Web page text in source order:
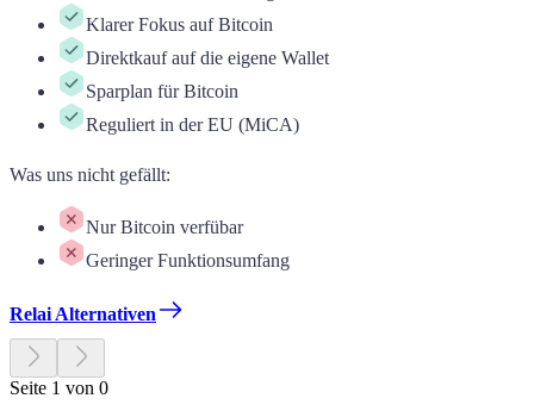
Klarer Fokus auf Bitcoin
Direktkauf auf die eigene Wallet
Sparplan für Bitcoin
Reguliert in der EU (MiCA)
Was uns nicht gefällt:
Nur Bitcoin verfübar
Geringer Funktionsumfang
Relai Alternativen
Seite 1 von 0